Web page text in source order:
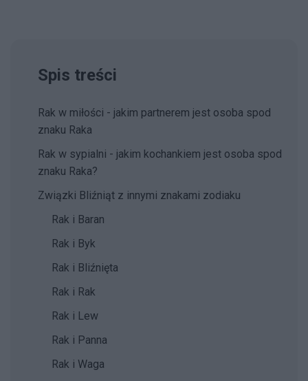
Spis treści
Rak w miłości - jakim partnerem jest osoba spod
znaku Raka
Rak w sypialni - jakim kochankiem jest osoba spod
znaku Raka?
Związki Bliźniąt z innymi znakami zodiaku
Rak i Baran
Rak i Byk
Rak i Bliźnięta
Rak i Rak
Rak i Lew
Rak i Panna
Rak i Waga